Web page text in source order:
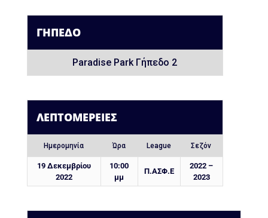
ΓΉΠΕΔΟ
Paradise Park Γήπεδο 2
ΛΕΠΤΟΜΈΡΕΙΕΣ
Ημερομηνία Ώρα League Σεζόν
19 Δεκεμβρίου
2022
10:00
μμ
Π.ΑΣΦ.Ε
2022 –
2023